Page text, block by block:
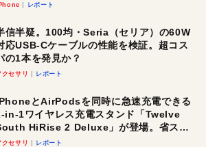
レポート
信半疑。100均・Seria（セリア）の60W
応USB-Cケーブルの性能を検証。超コス
の1本を発見か？
クセサリ レポート
とAirPodsを同時に急速充電できる
in-1ワイヤレス充電スタンド「Twelve
HiRise 2 Deluxe」が登場。省スペ
スでおしゃれに充電したい人にオスス
クセサリ レポート